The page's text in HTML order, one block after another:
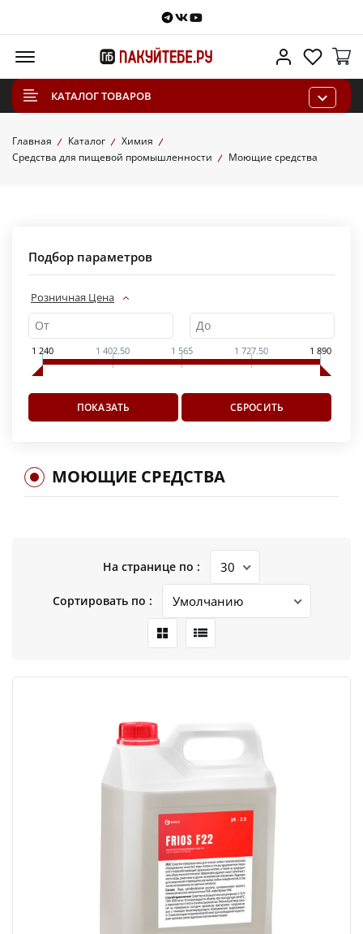
Telegram
VKontakte
Youtube
Личный
КАТАЛОГ ТОВАРОВ
Главная Каталог
Химия
Средства для пищевой промышленности
Моющие средства
Подбор параметров
Розничная Цена
1 240 1 402.50 1 565 1 727.50 1 890
МОЮЩИЕ СРЕДСТВА
На странице по :
Сортировать по :